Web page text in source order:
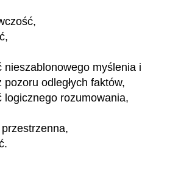
nieszablonowego myślenia i
pozoru odległych faktów,
logicznego rozumowania,